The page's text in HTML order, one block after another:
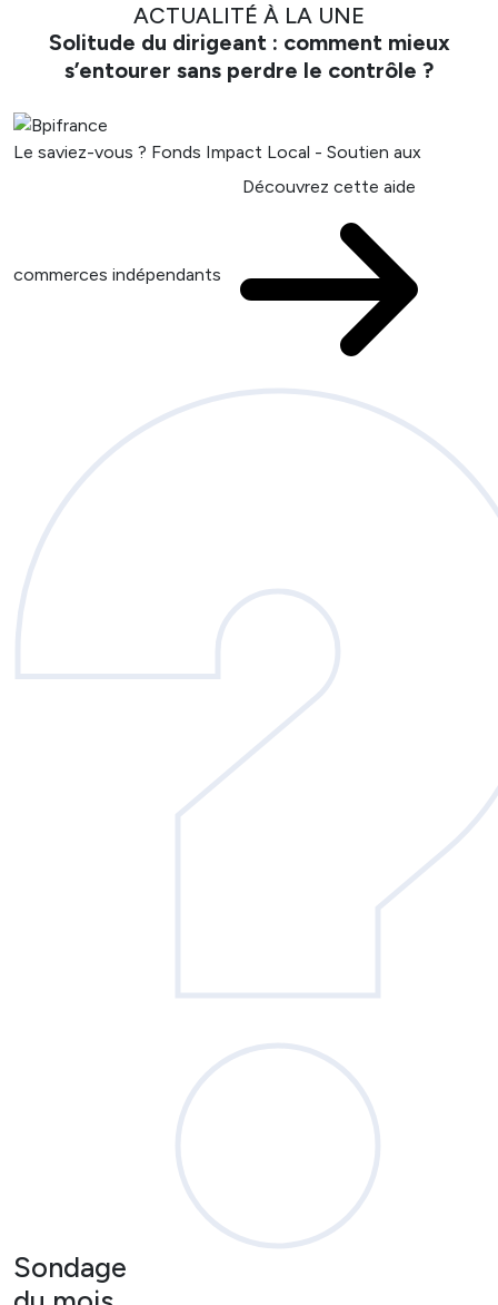
ACTUALITÉ À LA UNE
Solitude du dirigeant : comment mieux
s’entourer sans perdre le contrôle ?
Le saviez-vous ? Fonds Impact Local - Soutien aux
commerces indépendants
Découvrez cette aide
Sondage